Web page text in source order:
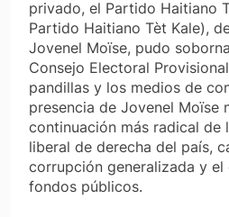
privado, el Partido Haitiano
Partido Haitiano Tèt Kale),
Jovenel Moïse, pudo
Consejo Electoral
pandillas y los medios de
presencia de Jovenel Moïse
continuación más radical de
liberal de derecha del país,
corrupción generalizada y
fondos públicos.